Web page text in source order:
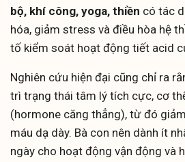
bộ, khí công, yoga, thiền có tác
hóa, giảm stress và điều hòa hệ
tố kiểm soát hoạt động tiết acid
Nghiên cứu hiện đại cũng chỉ ra
trì trạng thái tâm lý tích cực, cơ
(hormone căng thẳng), từ đó
máu dạ dày. Bà con nên dành ít
ngày cho hoạt động vận động và